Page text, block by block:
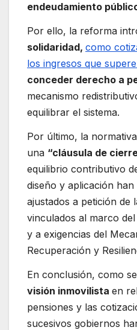
endeudamiento
Por ello, la reforma
solidaridad, como
los ingresos que
conceder derecho a
mecanismo
equilibrar el sistema.
Por último, la
una “cláusula de
equilibrio contributivo
diseño y aplicación han
ajustados a petición de
vinculados al marco
y a exigencias del
Recuperación y
En conclusión, como
visión inmovilista en
pensiones y las
sucesivos gobiernos